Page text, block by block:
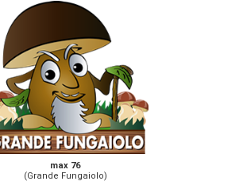
max 76
(Grande Fungaiolo)